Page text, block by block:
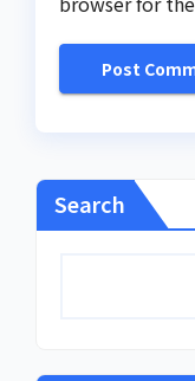
Search